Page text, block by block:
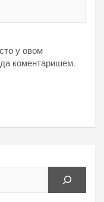
у овом
коментаришем.